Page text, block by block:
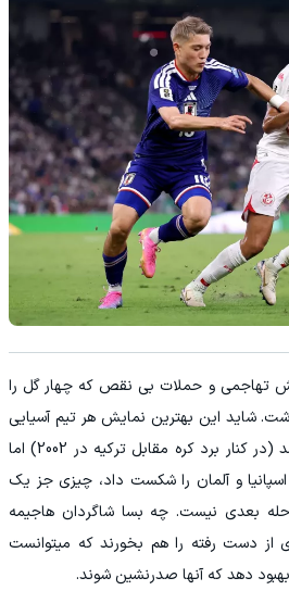
تهاجمی و حملات بی نقص که چهار گل را
شاید این بهترین نمایش هر تیم آسیایی
در تاریخ جام جهانی بوده باشد (در کنار برد کره مقابل ترکیه در 2002) اما
و آلمان را شکست داد، چیزی جز یک
بعدی نیست. چه بسا شاگردان هاجیمه
از دست رفته را هم بخورند که میتوانست
دهد که آنها صدرنشین شوند.